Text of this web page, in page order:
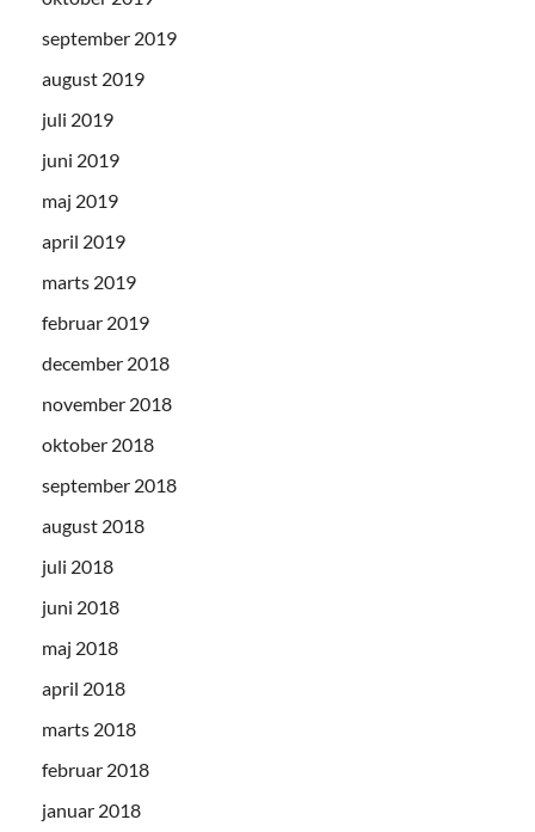
september 2019
august 2019
juli 2019
juni 2019
maj 2019
april 2019
marts 2019
februar 2019
december 2018
november 2018
oktober 2018
september 2018
august 2018
juli 2018
juni 2018
maj 2018
april 2018
marts 2018
februar 2018
januar 2018